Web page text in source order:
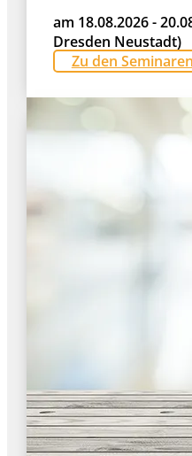
am 18.08.2026 -
Dresden Neustadt)
Zu den Seminaren